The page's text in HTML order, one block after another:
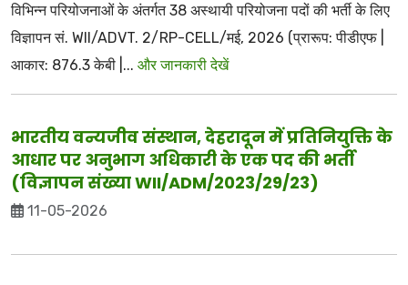
विभिन्न परियोजनाओं के अंतर्गत 38 अस्थायी परियोजना पदों की भर्ती के लिए
विज्ञापन सं. WII/ADVT. 2/RP-CELL/मई, 2026 (प्रारूप: पीडीएफ |
आकार: 876.3 केबी |... और जानकारी देखें
भारतीय वन्यजीव संस्थान, देहरादून में प्रतिनियुक्ति के
आधार पर अनुभाग अधिकारी के एक पद की भर्ती
(विज्ञापन संख्या WII/ADM/2023/29/23)
11-05-2026